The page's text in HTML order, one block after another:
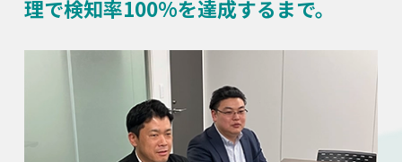
理で検知率100%を達成するまで。